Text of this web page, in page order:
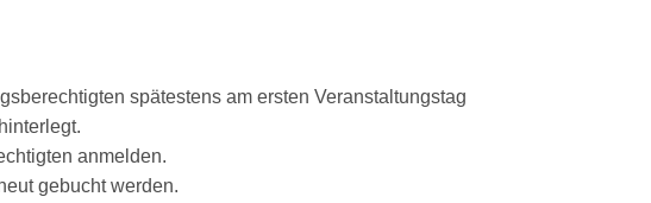
spätestens am ersten Veranstaltungstag
anmelden.
gebucht werden.